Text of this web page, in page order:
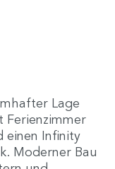
Lage
Ferienzimmer
einen Infinity
Moderner Bau